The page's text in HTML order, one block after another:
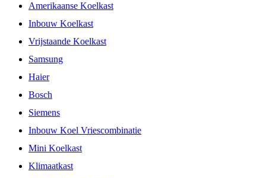
Amerikaanse Koelkast
Inbouw Koelkast
Vrijstaande Koelkast
Samsung
Haier
Bosch
Siemens
Inbouw Koel Vriescombinatie
Mini Koelkast
Klimaatkast